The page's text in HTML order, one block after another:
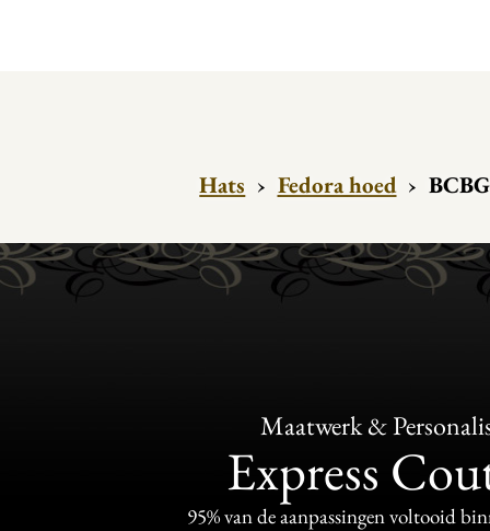
Hats › Fedora hoed ›
Maatwerk &
Express
95% van de aanpassingen voltooid